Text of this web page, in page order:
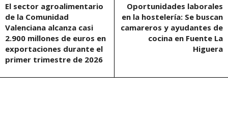
El sector agroalimentario
de la Comunidad
Valenciana alcanza casi
2.900 millones de euros en
exportaciones durante el
primer trimestre de 2026
Oportunidades laborales
en la hostelería: Se buscan
camareros y ayudantes de
cocina en Fuente La
Higuera